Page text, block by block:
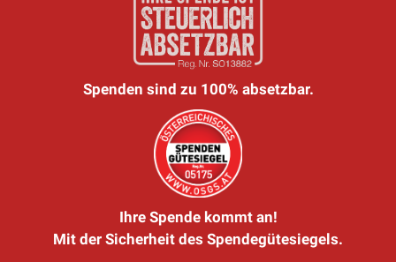
Spenden sind zu 100% absetzbar.
Ihre Spende kommt an!
Mit der Sicherheit des Spendegütesiegels.